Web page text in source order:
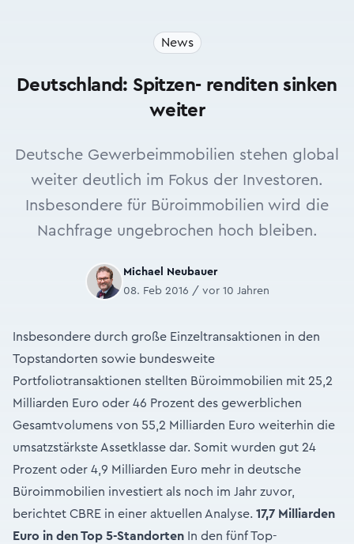
News
Deutschland: Spitzen- renditen sinken
weiter
Deutsche Gewerbeimmobilien stehen global
weiter deutlich im Fokus der Investoren.
Insbesondere für Büroimmobilien wird die
Nachfrage ungebrochen hoch bleiben.
Michael Neubauer
08. Feb 2016 / vor 10 Jahren
Insbesondere durch große Einzeltransaktionen in den
Topstandorten sowie bundesweite
Portfoliotransaktionen stellten Büroimmobilien mit 25,2
Milliarden Euro oder 46 Prozent des gewerblichen
Gesamtvolumens von 55,2 Milliarden Euro weiterhin die
umsatzstärkste Assetklasse dar. Somit wurden gut 24
Prozent oder 4,9 Milliarden Euro mehr in deutsche
Büroimmobilien investiert als noch im Jahr zuvor,
berichtet CBRE in einer aktuellen Analyse. 17,7 Milliarden
Euro in den Top 5-Standorten In den fünf Top-